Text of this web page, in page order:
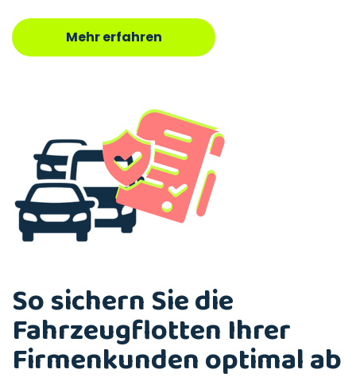
Mehr erfahren
So sichern Sie die
Fahrzeugflotten Ihrer
Firmenkunden optimal ab